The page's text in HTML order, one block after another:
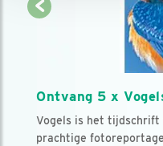
Ontvang 5 x
Vogels is het tijdschrift
prachtige